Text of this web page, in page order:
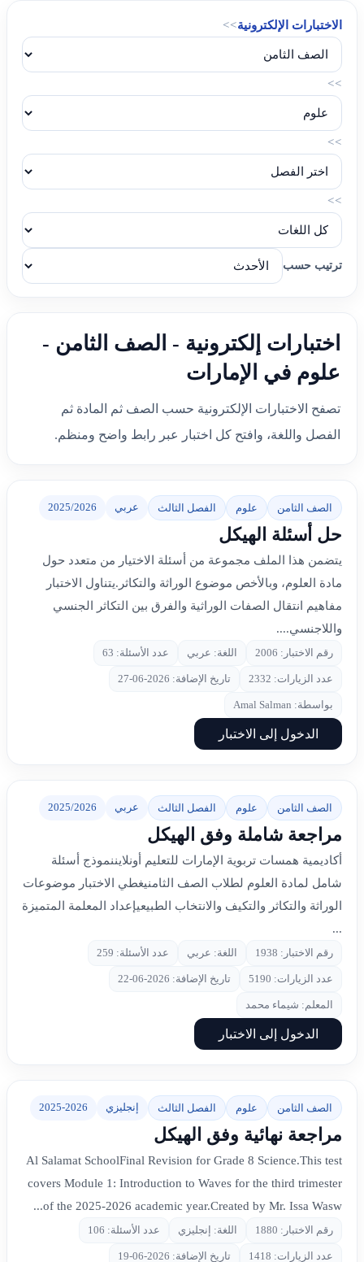
الاختبارات الإلكترونية>>
>>
>>
>>
ترتيب حسب
اختبارات إلكترونية - الصف الثامن -
علوم في الإمارات
تصفح الاختبارات الإلكترونية حسب الصف ثم المادة ثم
الفصل واللغة، وافتح كل اختبار عبر رابط واضح ومنظم.
الصف الثامن علوم الفصل الثالث عربي 2025/2026
حل أسئلة الهيكل
يتضمن هذا الملف مجموعة من أسئلة الاختيار من متعدد حول
مادة العلوم، وبالأخص موضوع الوراثة والتكاثر.يتناول الاختبار
مفاهيم انتقال الصفات الوراثية والفرق بين التكاثر الجنسي
واللاجنسي....
رقم الاختبار: 2006 اللغة: عربي عدد الأسئلة: 63
عدد الزيارات: 2332 تاريخ الإضافة: 2026-06-27
بواسطة: Amal Salman
الدخول إلى الاختبار
الصف الثامن علوم الفصل الثالث عربي 2025/2026
مراجعة شاملة وفق الهيكل
أكاديمية همسات تربوية الإمارات للتعليم أونلايننموذج أسئلة
شامل لمادة العلوم لطلاب الصف الثامنيغطي الاختبار موضوعات
الوراثة والتكاثر والتكيف والانتخاب الطبيعيإعداد المعلمة المتميزة
...
رقم الاختبار: 1938 اللغة: عربي عدد الأسئلة: 259
عدد الزيارات: 5190 تاريخ الإضافة: 2026-06-22
المعلم: شيماء محمد
الدخول إلى الاختبار
الصف الثامن علوم الفصل الثالث إنجليزي 2025-2026
مراجعة نهائية وفق الهيكل
Al Salamat SchoolFinal Revision for Grade 8 Science.This test
covers Module 1: Introduction to Waves for the third trimester
of the 2025-2026 academic year.Created by Mr. Issa Wasw...
رقم الاختبار: 1880 اللغة: إنجليزي عدد الأسئلة: 106
عدد الزيارات: 1418 تاريخ الإضافة: 2026-06-19